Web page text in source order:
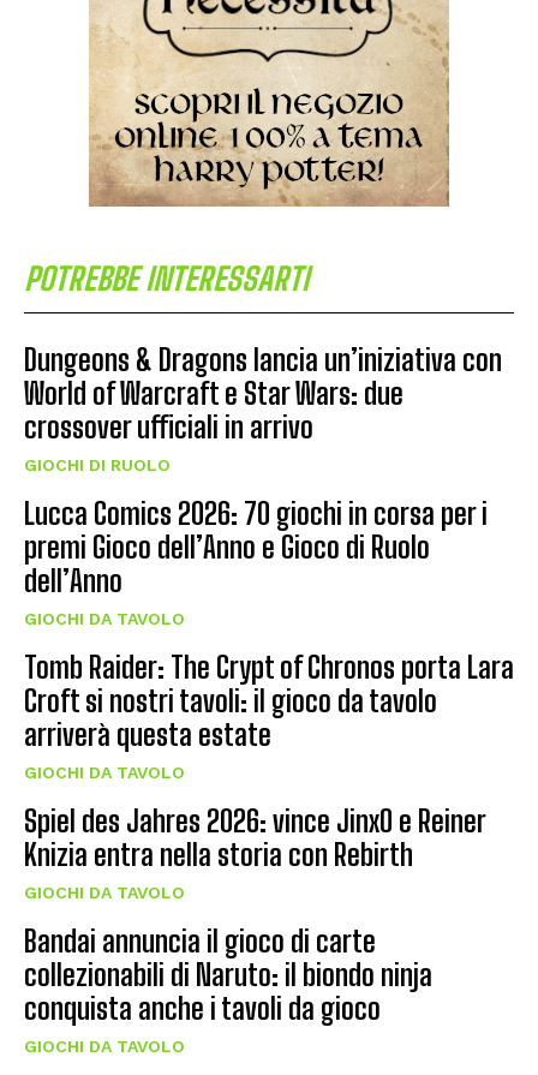
POTREBBE INTERESSARTI
Dungeons & Dragons lancia un’iniziativa con
World of Warcraft e Star Wars: due
crossover ufficiali in arrivo
GIOCHI DI RUOLO
Lucca Comics 2026: 70 giochi in corsa per i
premi Gioco dell’Anno e Gioco di Ruolo
dell’Anno
GIOCHI DA TAVOLO
Tomb Raider: The Crypt of Chronos porta Lara
Croft si nostri tavoli: il gioco da tavolo
arriverà questa estate
GIOCHI DA TAVOLO
Spiel des Jahres 2026: vince JinxO e Reiner
Knizia entra nella storia con Rebirth
GIOCHI DA TAVOLO
Bandai annuncia il gioco di carte
collezionabili di Naruto: il biondo ninja
conquista anche i tavoli da gioco
GIOCHI DA TAVOLO